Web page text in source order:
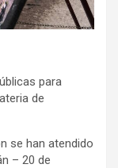
para
de
se han atendido
– 20 de